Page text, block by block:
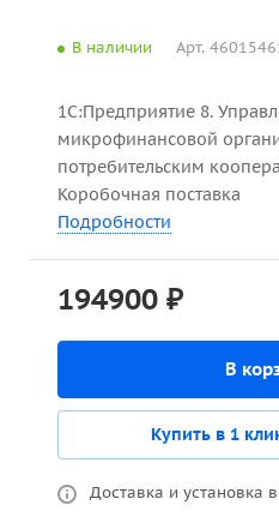
В наличии Арт.
1С:Предприятие 8.
микрофинансовой
потребительским
Коробочная поставка
Подробности
194900 ₽
В
Купить в 1
Доставка и установка